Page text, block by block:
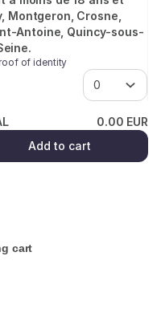
Montgeron, Crosne,
Antoine, Quincy-sous-
of identity
0.00 EUR
Add to cart
(¹) We do our
cart